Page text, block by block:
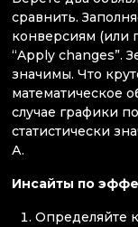
сравнить.
конверсиям (или
“Apply changes”.
значимы. Что
математическое
случае графики
статистически
А.
Инсайты по
Определяйте